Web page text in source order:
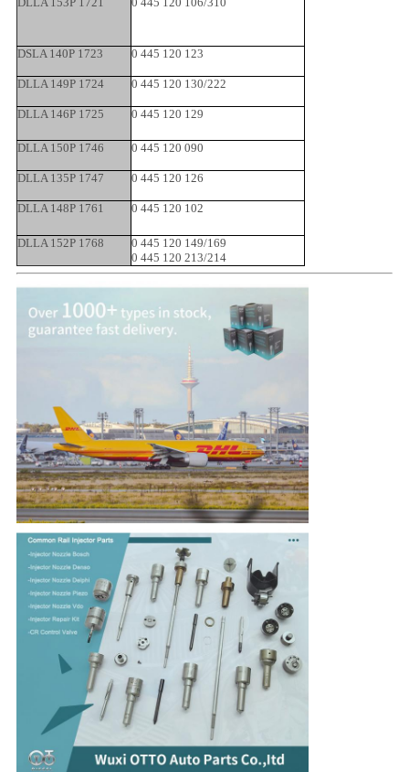
DSLA 140P 1723 0 445 120 123
DLLA 149P 1724 0 445 120 130/222
DLLA 146P 1725 0 445 120 129
DLLA 150P 1746 0 445 120 090
DLLA 135P 1747 0 445 120 126
DLLA 148P 1761 0 445 120 102
DLLA 152P 1768
0 445 120 149/169
0 445 120 213/214